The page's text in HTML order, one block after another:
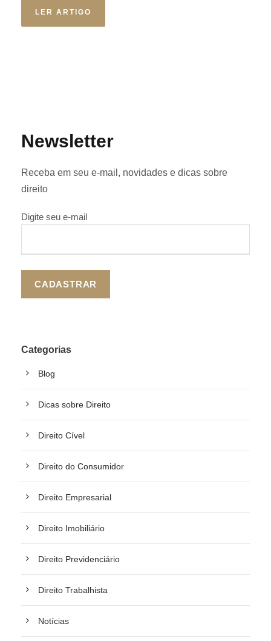
LER ARTIGO
Newsletter
Receba em seu e-mail, novidades e dicas sobre
direito
Digite seu e-mail
Categorias
Blog
Dicas sobre Direito
Direito Cível
Direito do Consumidor
Direito Empresarial
Direito Imobiliário
Direito Previdenciário
Direito Trabalhista
Notícias